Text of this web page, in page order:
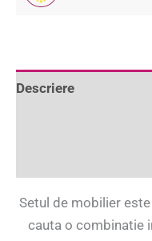
Descriere
Setul de mobilier
cauta o combinatie